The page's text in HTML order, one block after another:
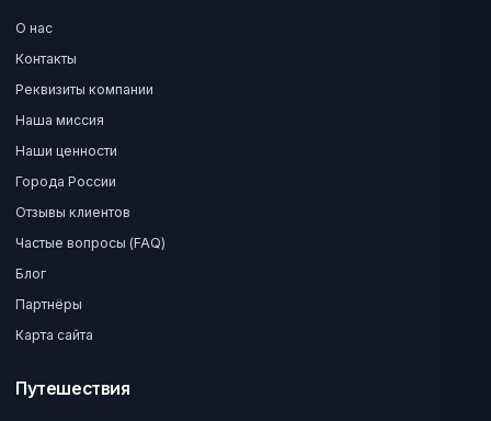
О нас
Контакты
Реквизиты компании
Наша миссия
Наши ценности
Города России
Отзывы клиентов
Частые вопросы (FAQ)
Блог
Партнёры
Карта сайта
Путешествия